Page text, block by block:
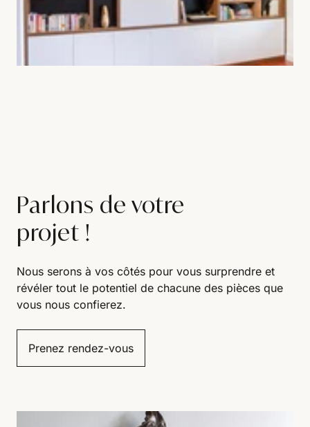
Parlons de votre
projet !
Nous serons à vos côtés pour vous surprendre et
révéler tout le potentiel de chacune des pièces que
vous nous confierez.
Prenez rendez-vous